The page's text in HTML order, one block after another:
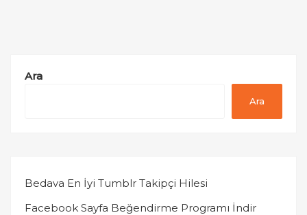
Ara
Ara
Bedava En İyi Tumblr Takipçi Hilesi
Facebook Sayfa Beğendirme Programı İndir